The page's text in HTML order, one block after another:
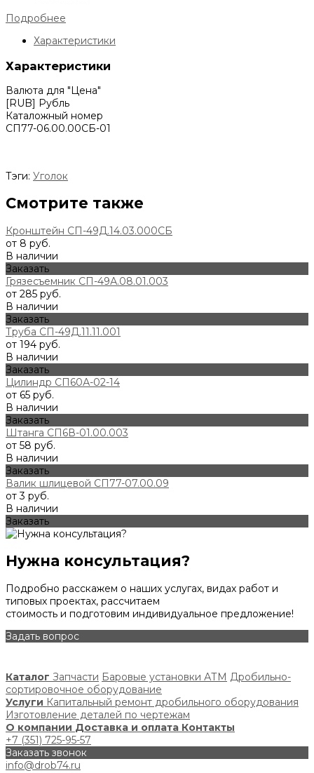
Подробнее
Характеристики
Характеристики
Валюта для "Цена"
[RUB] Рубль
Каталожный номер
СП77-06.00.00СБ-01
Тэги: Уголок
Смотрите также
Кронштейн СП-49Д.14.03.000СБ
от 8 руб.
В наличии
Заказать
Грязесъемник СП-49А.08.01.003
от 285 руб.
В наличии
Заказать
Труба СП-49Д.11.11.001
от 194 руб.
В наличии
Заказать
Цилиндр СП60А-02-14
от 65 руб.
В наличии
Заказать
Штанга СП6В-01.00.003
от 58 руб.
В наличии
Заказать
Валик шлицевой СП77-07.00.09
от 3 руб.
В наличии
Заказать
Нужна консультация?
Подробно расскажем о наших услугах, видах работ и
типовых проектах, рассчитаем
стоимость и подготовим индивидуальное предложение!
Задать вопрос
Каталог Запчасти Баровые установки АТМ Дробильно-
сортировочное оборудование
Услуги Капитальный ремонт дробильного оборудования
Изготовление деталей по чертежам
О компании Доставка и оплата Контакты
+7 (351) 725-95-57
Заказать звонок
info@drob74.ru